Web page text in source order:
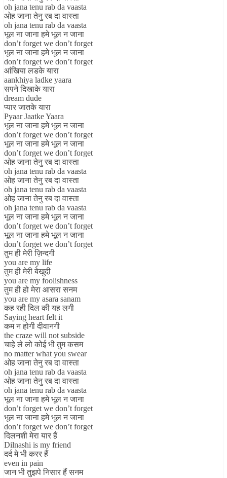
oh jana tenu rab da vaasta
ओह जाना तेनु रब दा वास्ता
oh jana tenu rab da vaasta
भूल ना जाना हमे भूल न जाना
don’t forget we don’t forget
भूल ना जाना हमे भूल न जाना
don’t forget we don’t forget
आंखिया लडके यारा
aankhiya ladke yaara
सपने दिखाके यारा
dream dude
प्यार जातके यारा
Pyaar Jaatke Yaara
भूल ना जाना हमे भूल न जाना
don’t forget we don’t forget
भूल ना जाना हमे भूल न जाना
don’t forget we don’t forget
ओह जाना तेनु रब दा वास्ता
oh jana tenu rab da vaasta
ओह जाना तेनु रब दा वास्ता
oh jana tenu rab da vaasta
ओह जाना तेनु रब दा वास्ता
oh jana tenu rab da vaasta
भूल ना जाना हमे भूल न जाना
don’t forget we don’t forget
भूल ना जाना हमे भूल न जाना
don’t forget we don’t forget
तुम ही मेरी ज़िन्दगी
you are my life
तुम ही मेरी बेखुदी
you are my foolishness
तुम ही हो मेरा आसरा सनम
you are my asara sanam
कह रही दिल की यह लगी
Saying heart felt it
कम न होगी दीवानगी
the craze will not subside
चाहे ले लो कोई भी तुम कसम
no matter what you swear
ओह जाना तेनु रब दा वास्ता
oh jana tenu rab da vaasta
ओह जाना तेनु रब दा वास्ता
oh jana tenu rab da vaasta
भूल ना जाना हमे भूल न जाना
don’t forget we don’t forget
भूल ना जाना हमे भूल न जाना
don’t forget we don’t forget
दिलनशी मेरा यार हैं
Dilnashi is my friend
दर्द मे भी करर हैं
even in pain
जान भी तुझपे निसार हैं सनम